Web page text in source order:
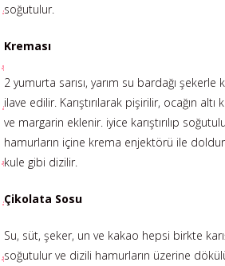
soğutulur.
Kreması
2 yumurta sarısı, yarım su bardağı şekerle
ilave edilir. Karıştırılarak pişirilir, ocağın
ve margarin eklenir. iyice karıştırılıp
hamurların içine krema enjektörü ile
kule gibi dizilir.
Çikolata Sosu
Su, süt, şeker, un ve kakao hepsi birkte
soğutulur ve dizili hamurların üzerine